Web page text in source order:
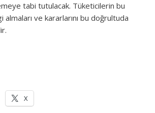
tabi tutulacak. Tüketicilerin bu
almaları ve kararlarını bu doğrultuda
X